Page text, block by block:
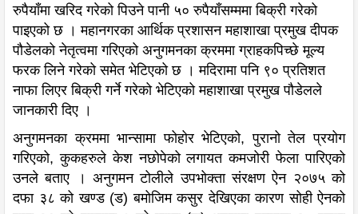
रुपैयाँमा खरिद गरेको पिउने पानी ५० रुपैयाँसम्ममा बिक्री गरेको
पाइएको छ । महानगरका आर्थिक प्रशासन महाशाखा प्रमुख दीपक
पौडेलको नेतृत्वमा गरिएको अनुगमनका क्रममा ग्राहकपिच्छे मूल्य
फरक लिने गरेको समेत भेटिएको छ । मदिरामा पनि ९० प्रतिशत
नाफा लिएर बिक्री गर्ने गरेको भेटिएको महाशाखा प्रमुख पौडेलले
जानकारी दिए ।
अनुगमनका क्रममा भान्सामा फोहोर भेटिएको, पुरानो तेल प्रयोग
गरिएको, कुकहरुले केश नछोपेको लगायत कमजोरी फेला पारिएको
उनले बताए । अनुगमन टोलीले उपभोक्ता संरक्षण ऐन २०७५ को
दफा ३८ को खण्ड (ड) बमोजिम कसुर देखिएका कारण सोही ऐनको